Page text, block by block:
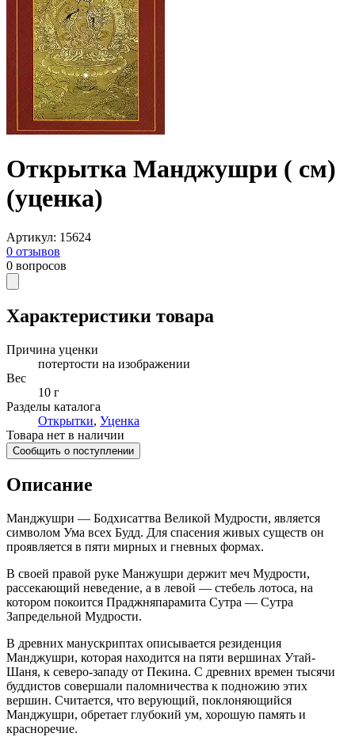
Открытка Манджушри ( см)
(уценка)
Артикул: 15624
0 отзывов
0 вопросов
Характеристики товара
Причина уценки
потертости на изображении
Вес
10 г
Разделы каталога
Открытки, Уценка
Товара нет в наличии
Сообщить о поступлении
Описание
Манджушри — Бодхисаттва Великой Мудрости, является
символом Ума всех Будд. Для спасения живых существ он
проявляется в пяти мирных и гневных формах.
В своей правой руке Манжушри держит меч Мудрости,
рассекающий неведение, а в левой — стебель лотоса, на
котором покоится Праджняпарамита Сутра — Сутра
Запредельной Мудрости.
В древних манускриптах описывается резиденция
Манджушри, которая находится на пяти вершинах Утай-
Шаня, к северо-западу от Пекина. С древних времен тысячи
буддистов совершали паломничества к подножию этих
вершин. Считается, что верующий, поклоняющийся
Манджушри, обретает глубокий ум, хорошую память и
красноречие.